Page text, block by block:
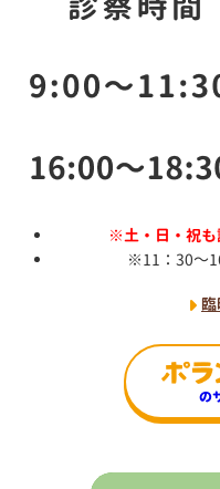
土・日・祝
11：30～
の